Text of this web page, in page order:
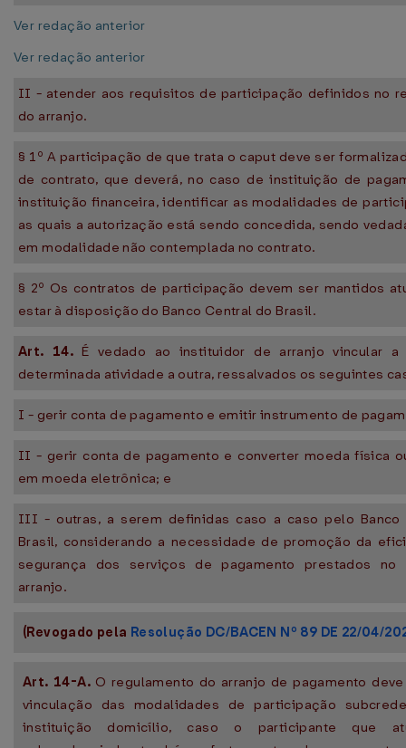
Ver redação anterior
Ver redação anterior
II - atender aos requisitos de participação definidos no
do arranjo.
§ 1º A participação de que trata o caput deve ser
de contrato, que deverá, no caso de instituição de
instituição financeira, identificar as modalidades de
as quais a autorização está sendo concedida, sendo
em modalidade não contemplada no contrato.
§ 2º Os contratos de participação devem ser mantidos
estar à disposição do Banco Central do Brasil.
Art. 14. É vedado ao instituidor de arranjo vincular a
determinada atividade a outra, ressalvados os seguintes
I - gerir conta de pagamento e emitir instrumento de
II - gerir conta de pagamento e converter moeda física
em moeda eletrônica; e
III - outras, a serem definidas caso a caso pelo Banco
Brasil, considerando a necessidade de promoção da
segurança dos serviços de pagamento prestados no
arranjo.
(Revogado pela Resolução DC/BACEN Nº 89 DE 22/04/
Art. 14-A.O regulamento do arranjo de pagamento
vinculação das modalidades de participação
instituição domicílio, caso o participante que